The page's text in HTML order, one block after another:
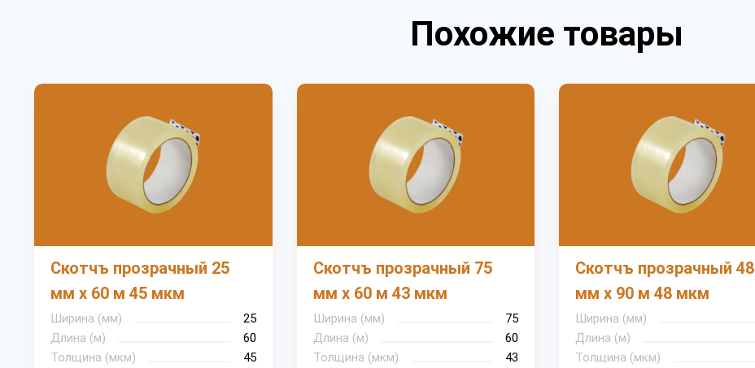
Похожие товары
Скотчъ прозрачный 25
мм х 60 м 45 мкм
Ширина (мм)
25
Длина (м)
60
Толщина (мкм)
45
Скотчъ прозрачный 75
мм х 60 м 43 мкм
Ширина (мм)
75
Длина (м)
60
Толщина (мкм)
43
Скотчъ прозрачный 48
мм х 90 м 48 мкм
Ширина (мм)
Длина (м)
Толщина (мкм)